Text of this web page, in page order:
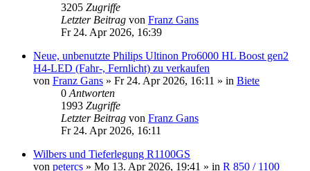
3205 Zugriffe
Letzter Beitrag von Franz Gans
Fr 24. Apr 2026, 16:39
Neue, unbenutzte Philips Ultinon Pro6000 HL Boost gen2
H4-LED (Fahr-, Fernlicht) zu verkaufen
von Franz Gans » Fr 24. Apr 2026, 16:11 » in Biete
0 Antworten
1993 Zugriffe
Letzter Beitrag von Franz Gans
Fr 24. Apr 2026, 16:11
Wilbers und Tieferlegung R1100GS
von petercs » Mo 13. Apr 2026, 19:41 » in R 850 / 1100